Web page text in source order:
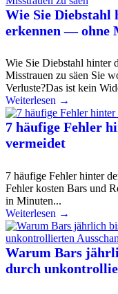
Wie Sie Diebstahl
erkennen — ohne
Wie Sie Diebstahl hinter
Misstrauen zu säen Sie
Verluste?Das ist kein
Weiterlesen →
7 häufige Fehler
vermeidet
7 häufige Fehler hinter
Fehler kosten Bars und
in Minuten...
Weiterlesen →
Warum Bars
durch